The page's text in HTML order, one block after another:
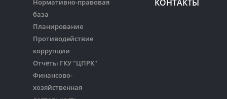
Нормативно-правовая
база
Планирование
Противодействие
коррупции
Отчёты ГКУ "ЦПРК"
Финансово-
хозяйственная
КОНТАКТЫ